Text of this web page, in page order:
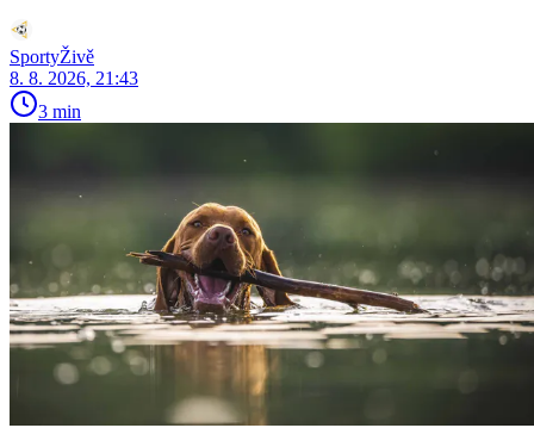
SportyŽivě
8. 8. 2026, 21:43
3 min